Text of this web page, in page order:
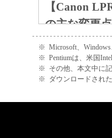
で発
有効
お客
すべ
を終
【Canon
の主な変更
追加しま
IPPポー
※ Microsoft、
※ Pentiumは、米国
※ その他、本文中に
※ ダウンロードされ